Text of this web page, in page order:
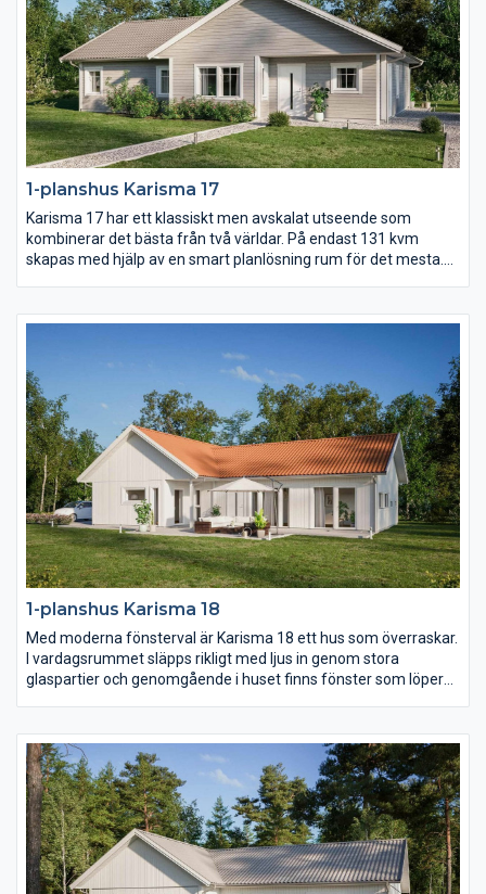
1-planshus Karisma 17
Karisma 17 har ett klassiskt men avskalat utseende som
kombinerar det bästa från två världar. På endast 131 kvm
skapas med hjälp av en smart planlösning rum för det mesta.
det hela fyra sovrum samt ett allrum.
1-planshus Karisma 18
Med moderna fönsterval är Karisma 18 ett hus som överraskar.
I vardagsrummet släpps rikligt med ljus in genom stora
glaspartier och genomgående i huset finns fönster som löper
riktigt lyxigt master bedroom.